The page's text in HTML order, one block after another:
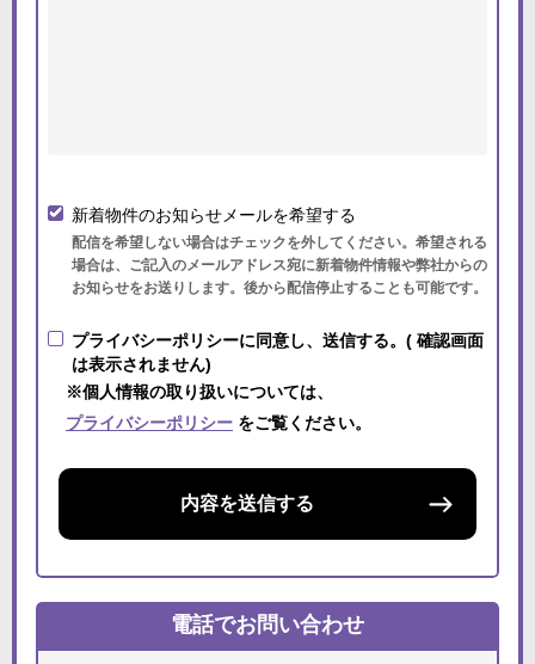
新着物件のお知らせメールを希望する
配信を希望しない場合はチェックを外してください。希望される
場合は、ご記入のメールアドレス宛に新着物件情報や弊社からの
お知らせをお送りします。後から配信停止することも可能です。
プライバシーポリシーに同意し、送信する。( 確認画面
は表示されません)
※個人情報の取り扱いについては、
プライバシーポリシー をご覧ください。
内容を送信する
電話でお問い合わせ